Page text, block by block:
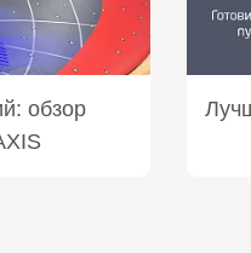
обзор